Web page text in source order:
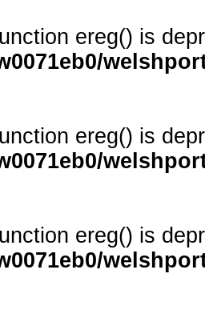
ereg() is
ereg() is
ereg() is